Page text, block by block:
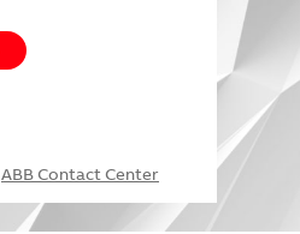
ABB Contact Center